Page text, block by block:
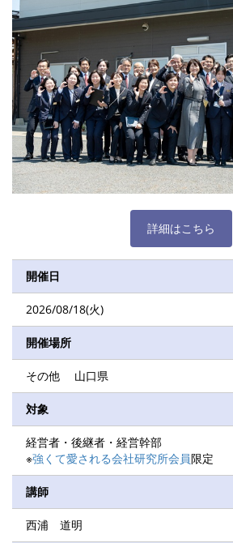
詳細はこちら
開催日
2026/08/18(火)
開催場所
その他 山口県
対象
経営者・後継者・経営幹部
※強くて愛される会社研究所会員限定
講師
西浦 道明